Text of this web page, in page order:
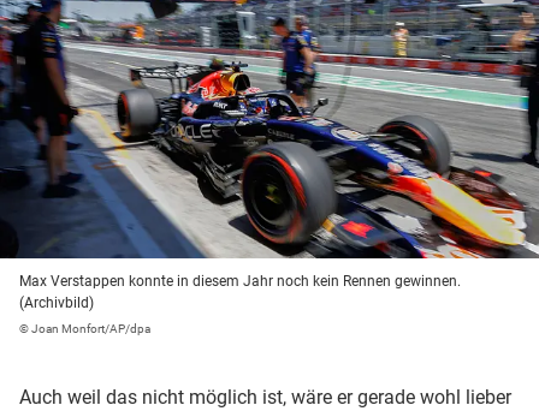
Max Verstappen konnte in diesem Jahr noch kein Rennen gewinnen.
(Archivbild)
© Joan Monfort/AP/dpa
Auch weil das nicht möglich ist, wäre er gerade wohl lieber